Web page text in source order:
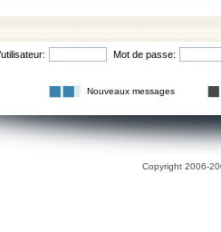
Mot de passe:
Nouveaux messages
Copyright 2006-